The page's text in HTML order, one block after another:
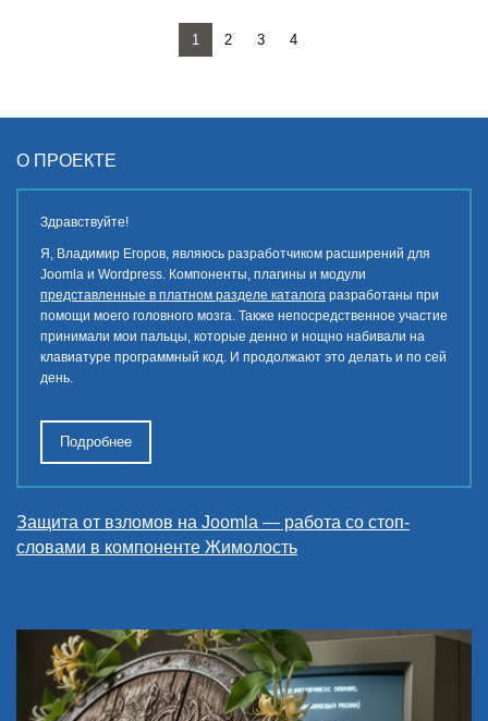
1 2 3 4
О ПРОЕКТЕ
Здравствуйте!
Я, Владимир Егоров, являюсь разработчиком расширений для
Joomla и Wordpress. Компоненты, плагины и модули
представленные в платном разделе каталога разработаны при
помощи моего головного мозга. Также непосредственное участие
принимали мои пальцы, которые денно и нощно набивали на
клавиатуре программный код. И продолжают это делать и по сей
день.
Подробнее
Защита от взломов на Joomla — работа со стоп-
словами в компоненте Жимолость